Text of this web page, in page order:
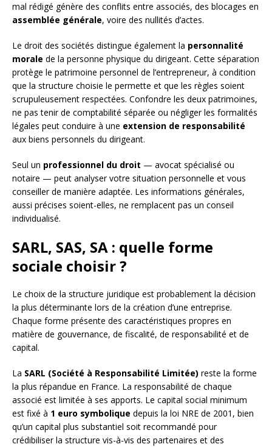
mal rédigé génère des conflits entre associés, des blocages en
assemblée générale, voire des nullités d’actes.
Le droit des sociétés distingue également la personnalité
morale de la personne physique du dirigeant. Cette séparation
protège le patrimoine personnel de l’entrepreneur, à condition
que la structure choisie le permette et que les règles soient
scrupuleusement respectées. Confondre les deux patrimoines,
ne pas tenir de comptabilité séparée ou négliger les formalités
légales peut conduire à une extension de responsabilité
aux biens personnels du dirigeant.
Seul un professionnel du droit — avocat spécialisé ou
notaire — peut analyser votre situation personnelle et vous
conseiller de manière adaptée. Les informations générales,
aussi précises soient-elles, ne remplacent pas un conseil
individualisé.
SARL, SAS, SA : quelle forme
sociale choisir ?
Le choix de la structure juridique est probablement la décision
la plus déterminante lors de la création d’une entreprise.
Chaque forme présente des caractéristiques propres en
matière de gouvernance, de fiscalité, de responsabilité et de
capital.
La SARL (Société à Responsabilité Limitée) reste la forme
la plus répandue en France. La responsabilité de chaque
associé est limitée à ses apports. Le capital social minimum
est fixé à 1 euro symbolique depuis la loi NRE de 2001, bien
qu’un capital plus substantiel soit recommandé pour
crédibiliser la structure vis-à-vis des partenaires et des